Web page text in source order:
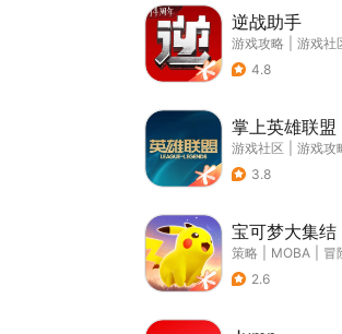
逆战助手
游戏攻略
游戏社
4.8
掌上英雄联盟
游戏社区
游戏攻
3.8
宝可梦大集结
策略 MOBA 冒
2.6